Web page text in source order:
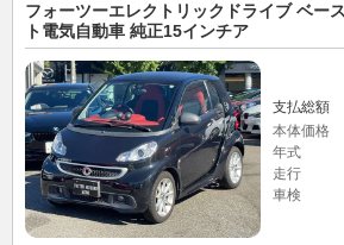
フォーツーエレクトリックドライブ ベー
ト電気自動車 純正15インチア
支払総額
本体価格
年式
走行
車検